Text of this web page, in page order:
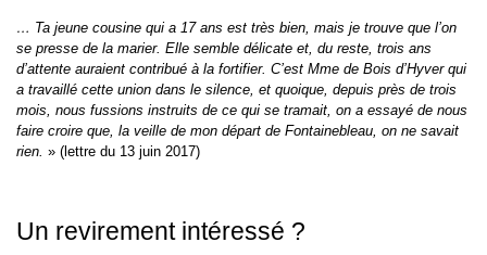
… Ta jeune cousine qui a 17 ans est très bien, mais je trouve que l’on
se presse de la marier. Elle semble délicate et, du reste, trois ans
d’attente auraient contribué à la fortifier. C’est Mme de Bois d’Hyver qui
a travaillé cette union dans le silence, et quoique, depuis près de trois
mois, nous fussions instruits de ce qui se tramait, on a essayé de nous
faire croire que, la veille de mon départ de Fontainebleau, on ne savait
rien. » (lettre du 13 juin 2017)
Un revirement intéressé ?